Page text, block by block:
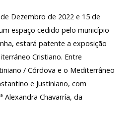
Dezembro de 2022 e 15 de
espaço cedido pelo município
estará patente a exposição
Cristiano. Entre
/ Córdova e o Mediterrâneo
e Justiniano, com
Alexandra Chavarría, da